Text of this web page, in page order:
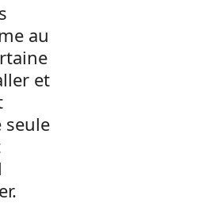
au
et
seule